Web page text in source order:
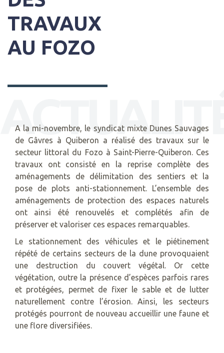
TRAVAUX
AU FOZO
A la mi-novembre, le syndicat mixte Dunes Sauvages
de Gâvres à Quiberon a réalisé des travaux sur le
secteur littoral du Fozo à Saint-Pierre-Quiberon. Ces
travaux ont consisté en la reprise complète des
aménagements de délimitation des sentiers et la
pose de plots anti-stationnement. L’ensemble des
aménagements de protection des espaces naturels
ont ainsi été renouvelés et complétés afin de
préserver et valoriser ces espaces remarquables.
Le stationnement des véhicules et le piétinement
répété de certains secteurs de la dune provoquaient
une destruction du couvert végétal. Or cette
végétation, outre la présence d’espèces parfois rares
et protégées, permet de fixer le sable et de lutter
naturellement contre l’érosion. Ainsi, les secteurs
protégés pourront de nouveau accueillir une faune et
une flore diversifiées.